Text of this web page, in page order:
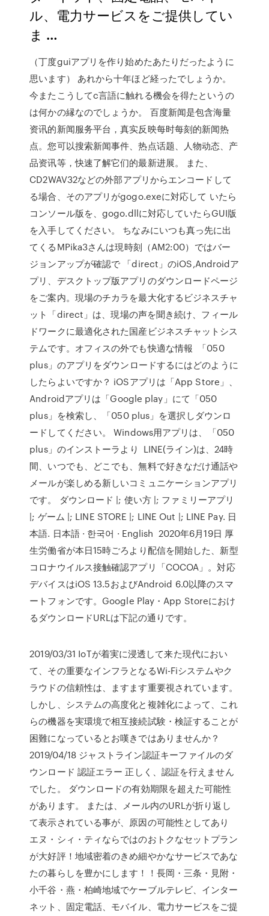
ル、電力サービスをご提供してい
ま …
（丁度guiアプリを作り始めたあたりだったように
思います） あれから十年ほど経ったでしょうか。
今またこうしてc言語に触れる機会を得たというの
は何かの縁なのでしょうか。 百度新闻是包含海量
资讯的新闻服务平台，真实反映每时每刻的新闻热
点。您可以搜索新闻事件、热点话题、人物动态、产
品资讯等，快速了解它们的最新进展。 また、
CD2WAV32などの外部アプリからエンコードして
る場合、そのアプリがgogo.exeに対応して いたら
コンソール版を、gogo.dllに対応していたらGUI版
を入手してください。 ちなみにいつも真っ先に出
てくるMPika3さんは現時刻（AM2:00）ではバー
ジョンアップが確認で 「direct」のiOS,Androidア
プリ、デスクトップ版アプリのダウンロードページ
をご案内。現場のチカラを最大化するビジネスチャ
ット「direct」は、現場の声を聞き続け、フィール
ドワークに最適化された国産ビジネスチャットシス
テムです。オフィスの外でも快適な情報 「050
plus」のアプリをダウンロードするにはどのように
したらよいですか？ iOSアプリは「App Store」、
Androidアプリは「Google play」にて「050
plus」を検索し、「050 plus」を選択しダウンロ
ードしてください。 Windows用アプリは、「050
plus」のインストーラより LINE(ライン)は、24時
間、いつでも、どこでも、無料で好きなだけ通話や
メールが楽しめる新しいコミュニケーションアプリ
です。 ダウンロード |; 使い方 |; ファミリーアプリ
|; ゲーム |; LINE STORE |; LINE Out |; LINE Pay. 日
本語. 日本語 · 한국어 · English 2020年6月19日 厚
生労働省が本日15時ごろより配信を開始した、新型
コロナウイルス接触確認アプリ「COCOA」。対応
デバイスはiOS 13.5およびAndroid 6.0以降のスマ
ートフォンです。Google Play・App Storeにおけ
るダウンロードURLは下記の通りです。
2019/03/31 IoTが着実に浸透して来た現代におい
て、その重要なインフラとなるWi-Fiシステムやク
ラウドの信頼性は、ますます重要視されています。
しかし、システムの高度化と複雑化によって、これ
らの機器を実環境で相互接続試験・検証することが
困難になっているとお嘆きではありませんか？
2019/04/18 ジャストライン認証キーファイルのダ
ウンロード 認証エラー 正しく、認証を行えません
でした。 ダウンロードの有効期限を超えた可能性
があります。 または、メール内のURLが折り返し
て表示されている事が、原因の可能性としてあり
エヌ・シィ・ティならではのおトクなセットプラン
が大好評！地域密着のきめ細やかなサービスであな
たの暮らしを豊かにします！！長岡・三条・見附・
小千谷・燕・柏崎地域でケーブルテレビ、インター
ネット、固定電話、モバイル、電力サービスをご提